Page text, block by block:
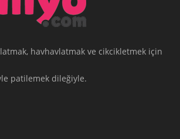
havhavlatmak ve cikcikletmek için
patilemek dileğiyle.